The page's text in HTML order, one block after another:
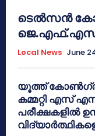
ടെൽസൻ
ജെ.എഫ്.എസ്.
Local News June
യൂത്ത്
കമ്മറ്റി എസ്
പരീക്ഷകളിൽ